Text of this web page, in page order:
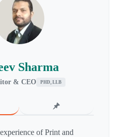
Sharma
& CEO PHD, LLB
of Print and